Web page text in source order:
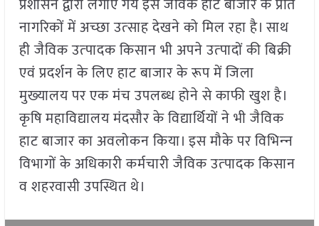
प्रशासन द्वारा लगाए गये इस जैविक हाट बाजार के प्रति
नागरिकों में अच्‍छा उत्‍साह देखने को मिल रहा है। साथ
ही जैविक उत्‍पादक किसान भी अपने उत्‍पादों की बिक्री
एवं प्रदर्शन के लिए हाट बाजार के रूप में जिला
मुख्‍यालय पर एक मंच उपलब्‍ध होने से काफी खुश है।
कृषि महाविद्यालय मंदसौर के विद्यार्थियों ने भी जैविक
हाट बाजार का अवलोकन किया। इस मौके पर विभिन्‍न
विभागों के अधिकारी कर्मचारी जैविक उत्‍पादक किसान
व शहरवासी उपस्थित थे।